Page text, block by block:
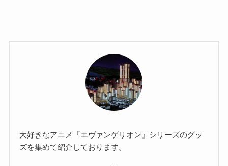
大好きなアニメ『エヴァンゲリオン』シリーズのグッ
ズを集めて紹介しております。